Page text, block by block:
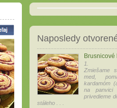
Naposledy
Brusnicové
1.
Zmiešame
med,
kardamóm
na panvici
privedieme
stáleho . . .